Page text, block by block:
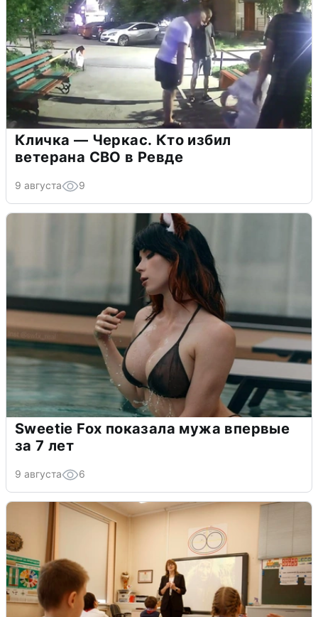
Кличка — Черкас. Кто избил
ветерана СВО в Ревде
9 августа 9
Sweetie Fox показала мужа впервые
за 7 лет
9 августа 6